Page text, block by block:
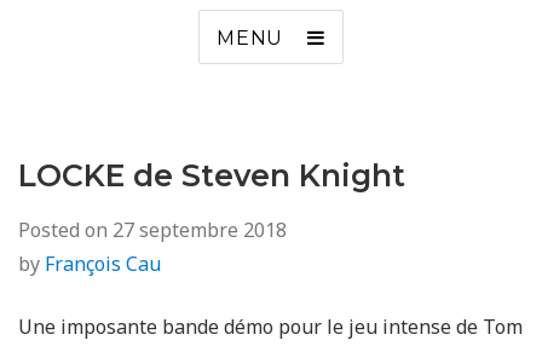
MENU
LOCKE de Steven Knight
Posted on 27 septembre 2018
by François Cau
Une imposante bande démo pour le jeu intense de Tom